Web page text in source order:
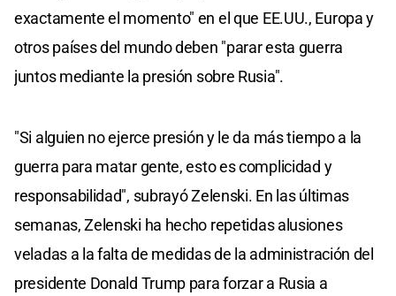
exactamente el momento" en el que EE.UU., Europa y
otros países del mundo deben "parar esta guerra
juntos mediante la presión sobre Rusia".
"Si alguien no ejerce presión y le da más tiempo a la
guerra para matar gente, esto es complicidad y
responsabilidad", subrayó Zelenski. En las últimas
semanas, Zelenski ha hecho repetidas alusiones
veladas a la falta de medidas de la administración del
presidente Donald Trump para forzar a Rusia a